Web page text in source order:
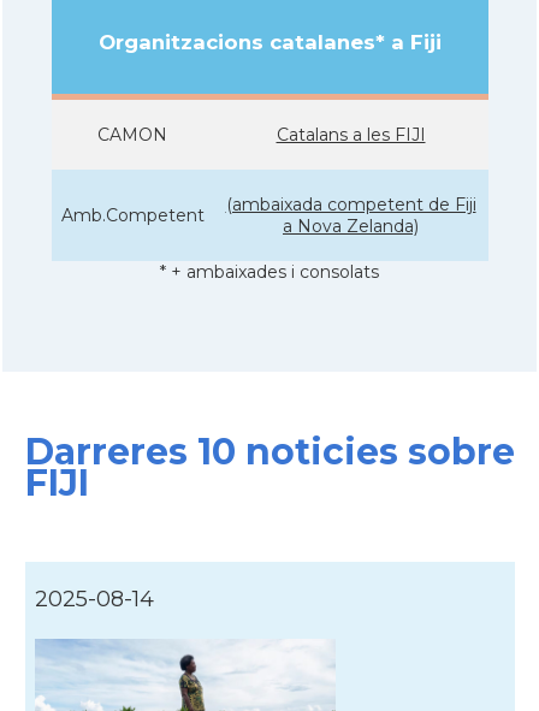
Organitzacions catalanes* a Fiji
CAMON Catalans a les FIJI
Amb.Competent
(ambaixada competent de Fiji
a Nova Zelanda)
* + ambaixades i consolats
Darreres 10 noticies sobre
FIJI
2025-08-14